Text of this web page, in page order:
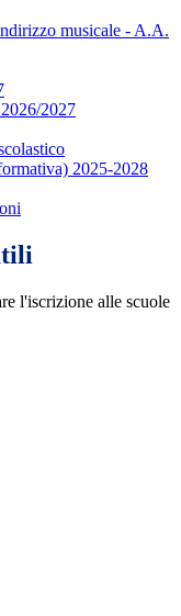
musicale - A.A.
2027
2025-2028
l'iscrizione alle scuole